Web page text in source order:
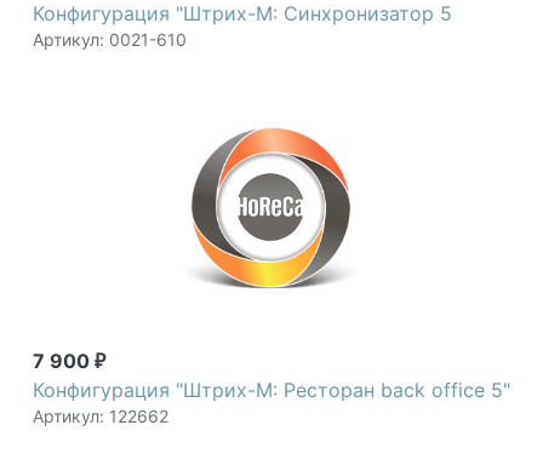
Конфигурация "Штрих-М: Синхронизатор 5
Артикул: 0021-610
7 900 ₽
Конфигурация "Штрих-М: Ресторан back office 5"
Артикул: 122662